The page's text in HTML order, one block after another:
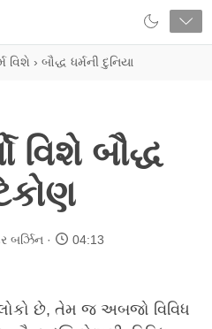
વિશે › બૌદ્ધ ધર્મની દુનિયા
વિશે બૌદ્ધ
બર્ઝિન 04:13
છે, તેમ જ અબજો વિવિધ